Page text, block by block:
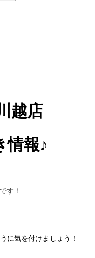
越店
情報♪
す！
に気を付けましょう！